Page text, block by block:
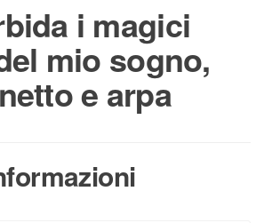
i magici
mio sogno,
e arpa